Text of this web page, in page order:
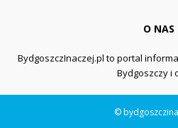
O NAS
BydgoszczInaczej.pl to portal
Bydgoszczy i
©